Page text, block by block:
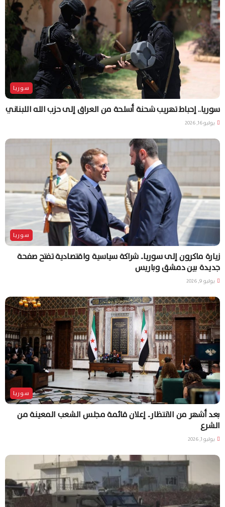
سوريا
سوريا.. إحباط تهريب شحنة أسلحة من العراق إلى حزب الله اللبناني
يوليو 16, 2026
سوريا
زيارة ماكرون إلى سوريا.. شراكة سياسية واقتصادية تفتح صفحة
جديدة بين دمشق وباريس
يوليو 9, 2026
سوريا
بعد أشهر من الانتظار.. إعلان قائمة مجلس الشعب المعينة من
الشرع
يوليو 1, 2026